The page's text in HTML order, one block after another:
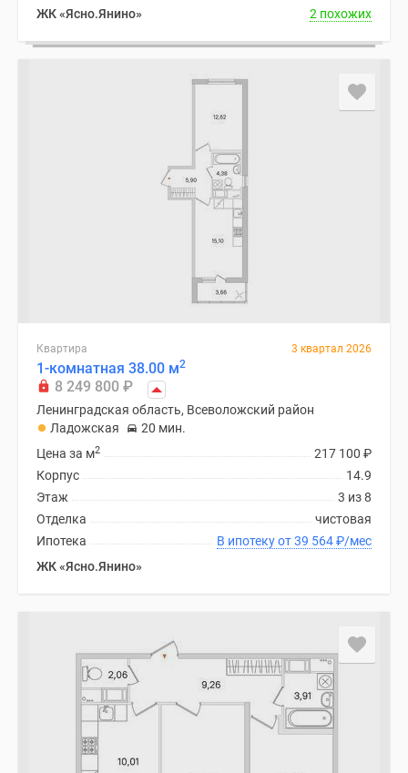
ЖК «Ясно.Янино» 2 похожих
Квартира 3 квартал 2026
1-комнатная 38.00 м2
8 249 800 ₽
Ленинградская область, Всеволожский район
Ладожская
20 мин.
217 100 ₽
Цена за м2
14.9
Корпус
3 из 8
Этаж
чистовая
Отделка
В ипотеку от 39 564₽/мес
Ипотека
ЖК «Ясно.Янино»